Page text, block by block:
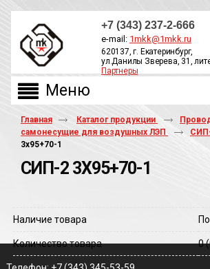
+7 (343) 237-2-666
e-mail: 1mkk@1mkk.ru
620137, г. Екатеринбург,
ул.Данилы Зверева, 31,
Партнеры
Главная Каталог продукции
самонесущие для воздушных ЛЭП
3х95+70-1
СИП-2 3Х95+70-1
Наличие товара
Количество товара 0